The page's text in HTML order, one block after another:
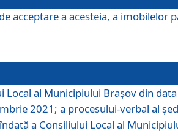
acceptare a acesteia, a imobilelor
al Municipiului Braşov din
2021; a procesului-verbal al
a Consiliului Local al